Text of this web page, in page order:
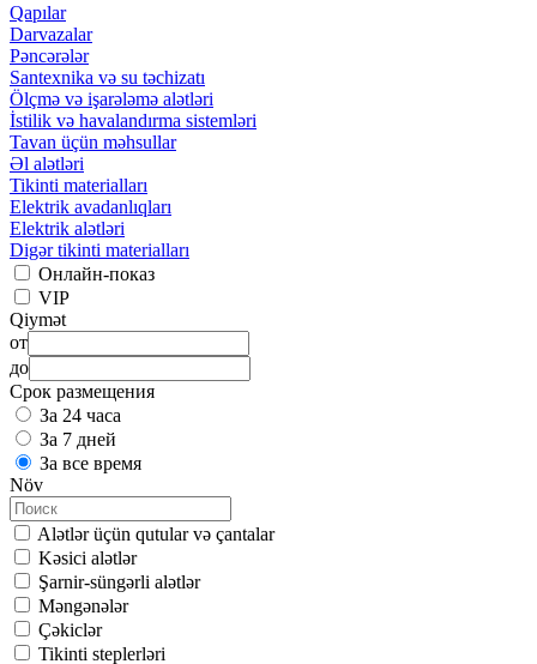
Qapılar
Darvazalar
Pəncərələr
Santexnika və su təchizatı
Ölçmə və işarələmə alətləri
İstilik və havalandırma sistemləri
Tavan üçün məhsullar
Əl alətləri
Tikinti materialları
Elektrik avadanlıqları
Elektrik alətləri
Digər tikinti materialları
Онлайн-показ
VIP
Qiymət
от
до
Срок размещения
За 24 часа
За 7 дней
За все время
Növ
Alətlər üçün qutular və çantalar
Kəsici alətlər
Şarnir-süngərli alətlər
Məngənələr
Çəkiclər
Tikinti steplerləri